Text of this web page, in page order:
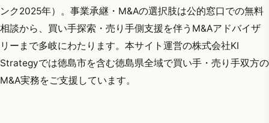
ンク2025年）。事業承継・M&Aの選択肢は公的窓口での無料
相談から、買い手探索・売り手側支援を伴うM&Aアドバイザ
リーまで多岐にわたります。本サイト運営の株式会社KI
Strategyでは徳島市を含む徳島県全域で買い手・売り手双方の
M&A実務をご支援しています。